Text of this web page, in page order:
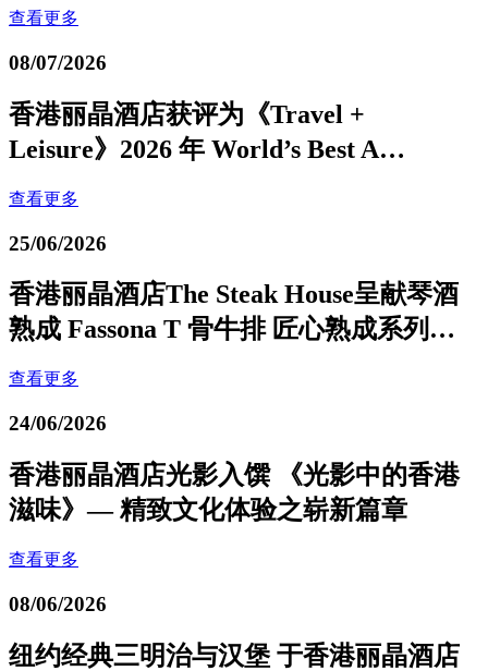
查看更多
08/07/2026
香港丽晶酒店获评为《Travel +
Leisure》2026 年 World’s Best A…
查看更多
25/06/2026
香港丽晶酒店The Steak House呈献琴酒
熟成 Fassona T 骨牛排 匠心熟成系列…
查看更多
24/06/2026
香港丽晶酒店光影入馔 《光影中的香港
滋味》— 精致文化体验之崭新篇章
查看更多
08/06/2026
纽约经典三明治与汉堡 于香港丽晶酒店